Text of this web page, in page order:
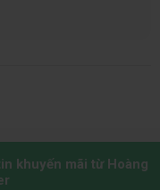
khuyến mãi từ Hoàng